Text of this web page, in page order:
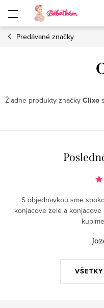
obsah
Predávané značky
Žiadne produkty značky Clixo
S objednavkou sme
konjacove zele a